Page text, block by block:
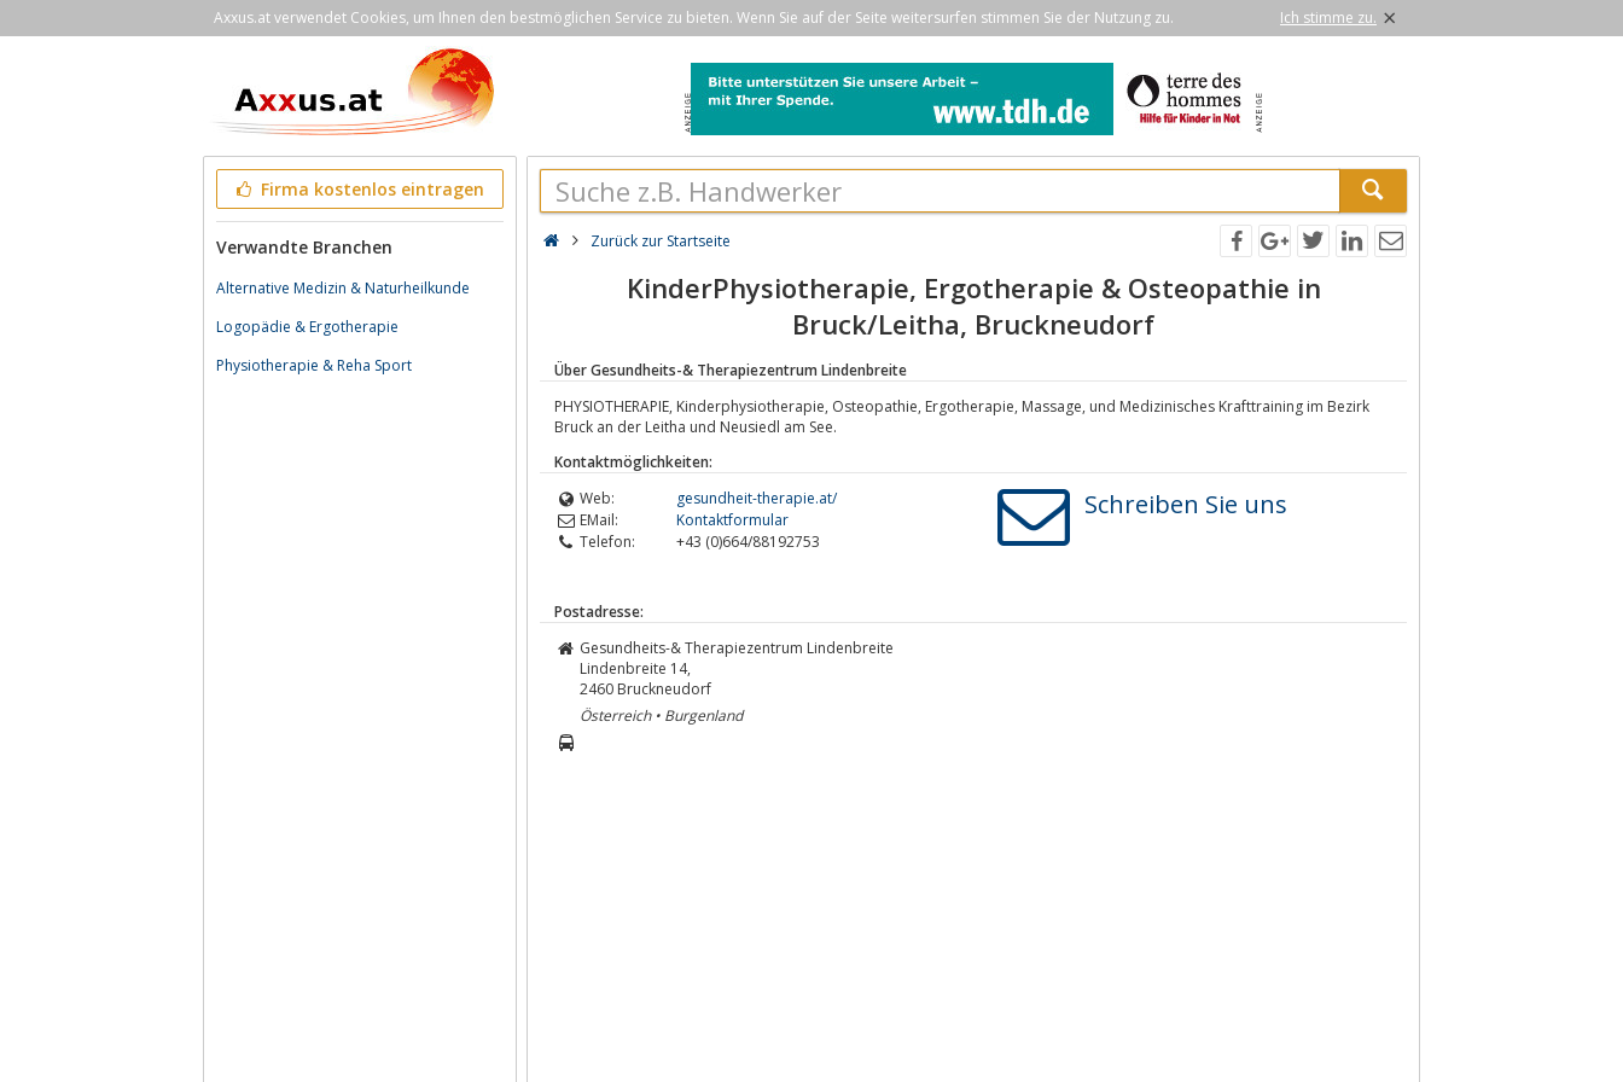
Axxus.at verwendet Cookies, um Ihnen den bestmöglichen Service zu bieten. Wenn Sie auf der Seite weitersurfen stimmen Sie der Nutzung zu. Ich stimme zu. ×
Firma kostenlos eintragen
Verwandte Branchen
Alternative Medizin & Naturheilkunde
Logopädie & Ergotherapie
Physiotherapie & Reha Sport
Zurück zur Startseite
KinderPhysiotherapie, Ergotherapie & Osteopathie in
Bruck/Leitha, Bruckneudorf
Über Gesundheits-& Therapiezentrum Lindenbreite
PHYSIOTHERAPIE, Kinderphysiotherapie, Osteopathie, Ergotherapie, Massage, und Medizinisches Krafttraining im Bezirk
Bruck an der Leitha und Neusiedl am See.
Kontaktmöglichkeiten:
Web:
gesundheit-therapie.at/
EMail:
Kontaktformular
Telefon:
+43 (0)664/88192753
Schreiben Sie uns
Postadresse:
Gesundheits-& Therapiezentrum Lindenbreite
Lindenbreite 14,
2460 Bruckneudorf
Österreich • Burgenland